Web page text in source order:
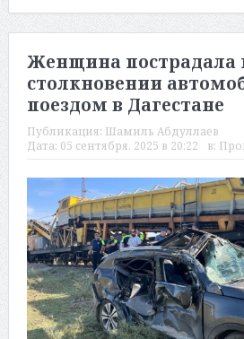
Женщина пострадала
столкновении
поездом в Дагестане
Публикация: Шамиль Абдуллаев
Дата: 05 сентября, 2025 в 20:22 в: